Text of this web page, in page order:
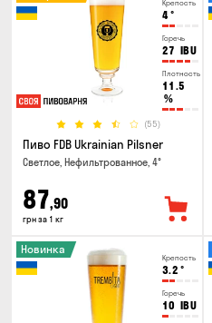
Крепость
4°
Горечь
27 IBU
Плотность
11.5
%
(55)
Пиво FDB Ukrainian Pilsner
Светлое, Нефильтрованное, 4°
87,90
грн за 1 кг
Крепость
3.2 °
Горечь
10 IBU
Новинка